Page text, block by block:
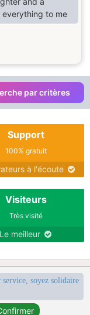
to me
par critères
Support
100% gratuit
à l'écoute
Visiteurs
Très visité
Le meilleur
soyez solidaire